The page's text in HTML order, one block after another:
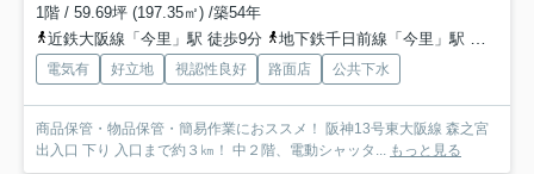
1階 / 59.69坪 (197.35㎡) /築54年
近鉄大阪線「今里」駅 徒歩9分
地下鉄千日前線「今里」駅 徒歩9分
電気有 好立地 視認性良好 路面店 公共下水
商品保管・物品保管・簡易作業におススメ！ 阪神13号東大阪線 森之宮
出入口 下り 入口まで約３㎞！ 中２階、電動シャッタ...
もっと見る